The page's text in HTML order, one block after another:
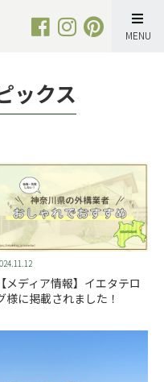
ックス
【メディア情報】イエタテロ
様に掲載されました！